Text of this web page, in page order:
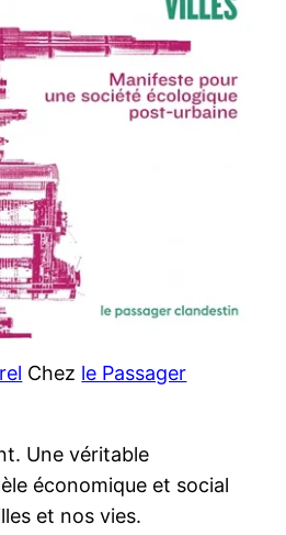
Chez le Passager
Une véritable
économique et social
et nos vies.